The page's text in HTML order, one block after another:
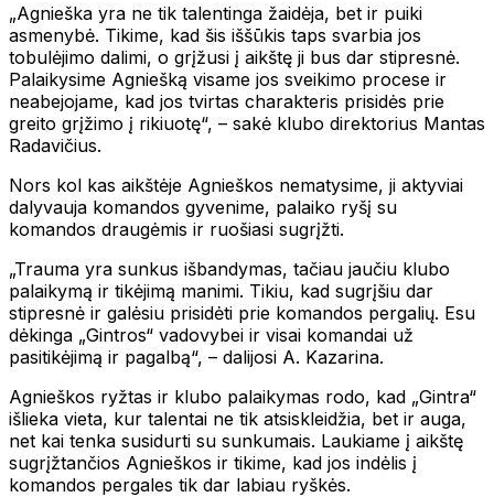
„Agnieška yra ne tik talentinga žaidėja, bet ir puiki
asmenybė. Tikime, kad šis iššūkis taps svarbia jos
tobulėjimo dalimi, o grįžusi į aikštę ji bus dar stipresnė.
Palaikysime Agniešką visame jos sveikimo procese ir
neabejojame, kad jos tvirtas charakteris prisidės prie
greito grįžimo į rikiuotę“, – sakė klubo direktorius Mantas
Radavičius.
Nors kol kas aikštėje Agnieškos nematysime, ji aktyviai
dalyvauja komandos gyvenime, palaiko ryšį su
komandos draugėmis ir ruošiasi sugrįžti.
„Trauma yra sunkus išbandymas, tačiau jaučiu klubo
palaikymą ir tikėjimą manimi. Tikiu, kad sugrįšiu dar
stipresnė ir galėsiu prisidėti prie komandos pergalių. Esu
dėkinga „Gintros“ vadovybei ir visai komandai už
pasitikėjimą ir pagalbą“, – dalijosi A. Kazarina.
Agnieškos ryžtas ir klubo palaikymas rodo, kad „Gintra“
išlieka vieta, kur talentai ne tik atsiskleidžia, bet ir auga,
net kai tenka susidurti su sunkumais. Laukiame į aikštę
sugrįžtančios Agnieškos ir tikime, kad jos indėlis į
komandos pergales tik dar labiau ryškės.